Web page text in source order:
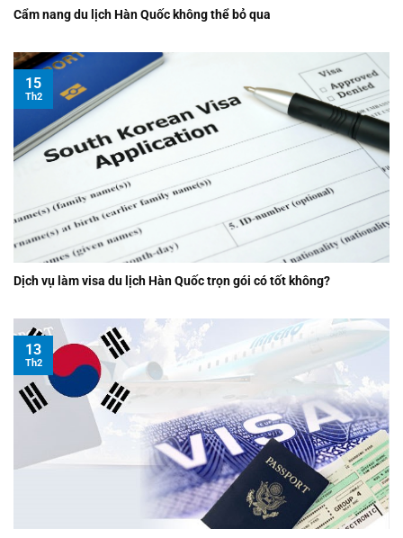
Cẩm nang du lịch Hàn Quốc không thể bỏ qua
Dịch vụ làm visa du lịch Hàn Quốc trọn gói có tốt không?
15
Th2
13
Th2